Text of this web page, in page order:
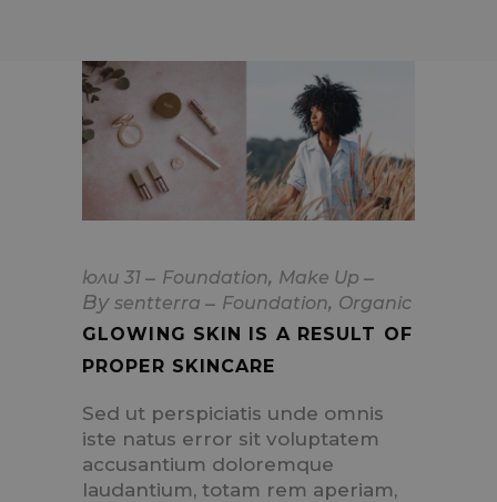
юли 31 Foundation, Make Up
By sentterra Foundation, Organic
GLOWING SKIN IS A RESULT OF
PROPER SKINCARE
Sed ut perspiciatis unde omnis
iste natus error sit voluptatem
accusantium doloremque
laudantium, totam rem aperiam,